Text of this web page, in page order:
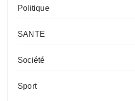
Politique
SANTE
Société
Sport